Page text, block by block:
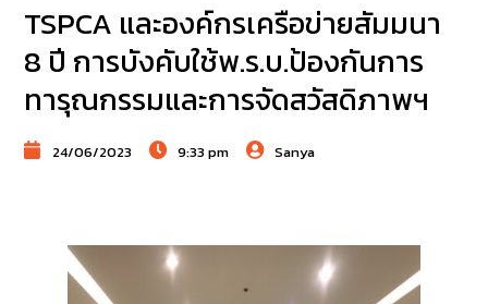
TSPCA และองค์กรเครือข่ายสัมมนา
8 ปี การบังคับใช้พ.ร.บ.ป้องกันการ
ทารุณกรรมและการจัดสวัสดิภาพฯ
24/06/2023 9:33 pm Sanya